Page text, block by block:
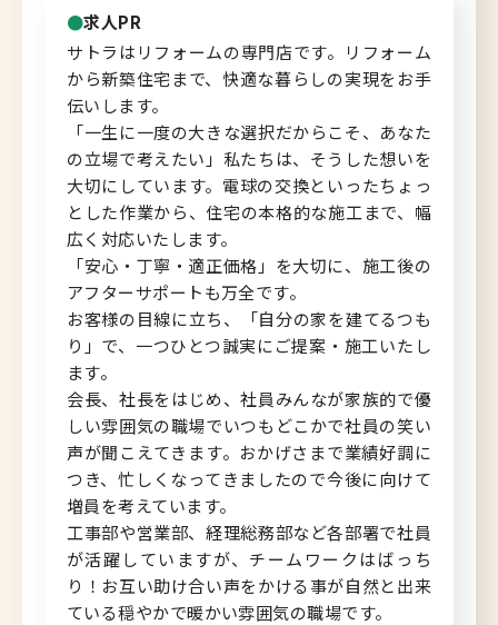
コンサルタント紹介
北海道へのU・Iターン向け
転職情報
キャリアマップ
転職の体験談
転職と年収のハナシ
転職コラム
運営会社について
企業担当者の方へ
お問い合わせ
求人PR
サトラはリフォームの専門店です。リフォーム
から新築住宅まで、快適な暮らしの実現をお手
伝いします。
「一生に一度の大きな選択だからこそ、あなた
の立場で考えたい」私たちは、そうした想いを
大切にしています。電球の交換といったちょっ
とした作業から、住宅の本格的な施工まで、幅
広く対応いたします。
「安心・丁寧・適正価格」を大切に、施工後の
アフターサポートも万全です。
お客様の目線に立ち、「自分の家を建てるつも
り」で、一つひとつ誠実にご提案・施工いたし
ます。
会長、社長をはじめ、社員みんなが家族的で優
しい雰囲気の職場でいつもどこかで社員の笑い
声が聞こえてきます。おかげさまで業績好調に
つき、忙しくなってきましたので今後に向けて
増員を考えています。
工事部や営業部、経理総務部など各部署で社員
が活躍していますが、チームワークはばっち
り！お互い助け合い声をかける事が自然と出来
ている穏やかで暖かい雰囲気の職場です。